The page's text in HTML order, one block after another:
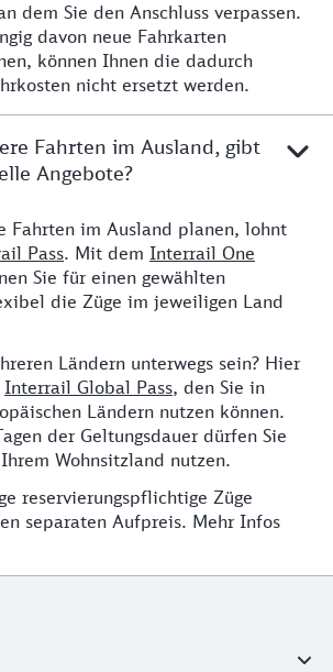
dem Sie den Anschluss verpassen.
davon neue Fahrkarten
können Ihnen die dadurch
nicht ersetzt werden.
Fahrten im Ausland, gibt
Angebote?
Fahrten im Ausland, gibt es hierfür
Fahrten im Ausland planen, lohnt
Pass. Mit dem Interrail One
Sie für einen gewählten
die Züge im jeweiligen Land
Ländern unterwegs sein? Hier
Interrail Global Pass, den Sie in
Ländern nutzen können.
der Geltungsdauer dürfen Sie
Wohnsitzland nutzen.
reservierungspflichtige Züge
separaten Aufpreis. Mehr Infos